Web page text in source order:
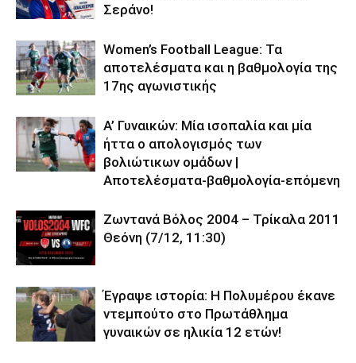
Σεράνο!
Women’s Football League: Τα
αποτελέσματα και η βαθμολογία της
17ης αγωνιστικής
Α’ Γυναικών: Μία ισοπαλία και μία
ήττα ο απολογισμός των
βολιώτικων ομάδων |
Αποτελέσματα-βαθμολογία-επόμενη
Ζωντανά Βόλος 2004 – Τρίκαλα 2011
Θεόνη (7/12, 11:30)
Έγραψε ιστορία: Η Πολυμέρου έκανε
ντεμπούτο στο Πρωτάθλημα
γυναικών σε ηλικία 12 ετών!